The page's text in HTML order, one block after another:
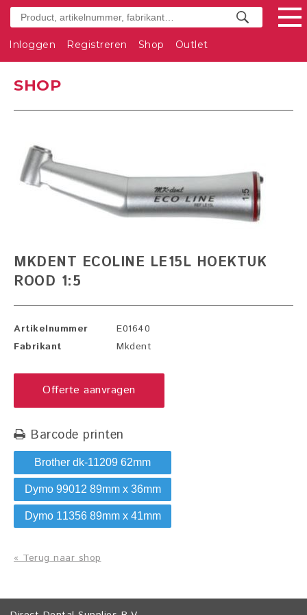
Inloggen Registreren Shop Outlet
SHOP
MKDENT ECOLINE LE15L HOEKTUK
ROOD 1:5
Artikelnummer
E01640
Fabrikant
Mkdent
Offerte aanvragen
Barcode printen
Brother dk-11209 62mm
Dymo 99012 89mm x 36mm
Dymo 11356 89mm x 41mm
« Terug naar shop